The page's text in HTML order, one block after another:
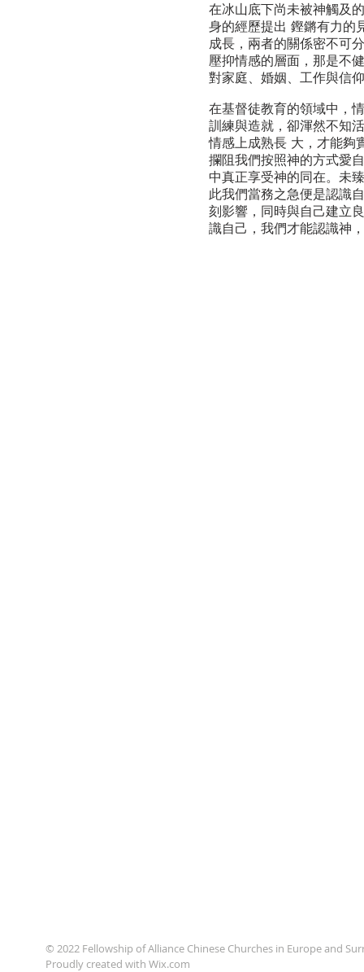
在冰山底下尚未被神觸及
身的經歷提出 鏗鏘有力的
成長，兩者的關係密不可
壓抑情感的層面，那是不
對家庭、婚姻、工作與信
在基督徒教育的領域中，
訓練與造就，卻渾然不知
情感上成熟長 大，才能夠
攔阻我們按照神的方式愛
中真正享受神的同在。未
此我們當務之急便是認識
刻影響，同時與自己建立
識自己，我們才能認識神
© 2022 Fellowship of Alliance Chinese Churches in Europe and
Proudly created with Wix.com